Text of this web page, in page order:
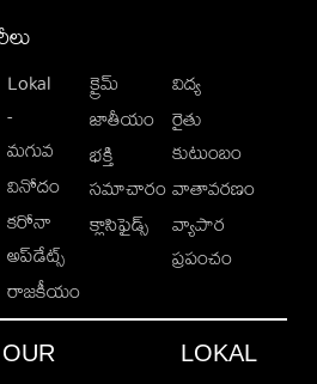
Lokal
-
మగువ
వినోదం
కరోనా
అప్‌డేట్స్
రాజకీయం
క్రైమ్
జాతీయం
భక్తి
సమాచారం
క్లాసిఫైడ్స్
విద్య
రైతు
కుటుంబం
వాతావరణం
వ్యాపార
ప్రపంచం
OUR
LOKAL